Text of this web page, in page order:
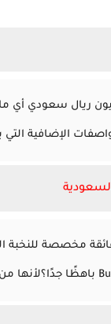
الإضافية التي
السيارة الفائقة